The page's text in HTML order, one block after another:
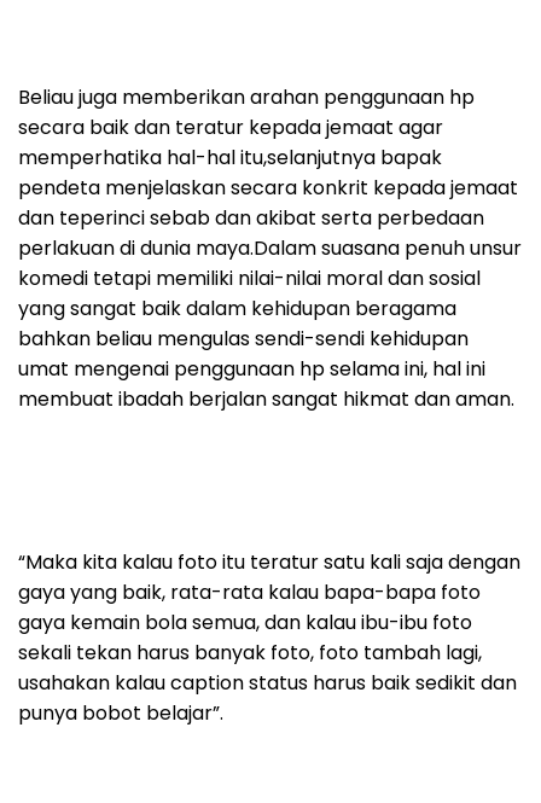
Beliau juga memberikan arahan penggunaan hp
secara baik dan teratur kepada jemaat agar
memperhatika hal-hal itu,selanjutnya bapak
pendeta menjelaskan secara konkrit kepada jemaat
dan teperinci sebab dan akibat serta perbedaan
perlakuan di dunia maya.Dalam suasana penuh unsur
komedi tetapi memiliki nilai-nilai moral dan sosial
yang sangat baik dalam kehidupan beragama
bahkan beliau mengulas sendi-sendi kehidupan
umat mengenai penggunaan hp selama ini, hal ini
membuat ibadah berjalan sangat hikmat dan aman.
“Maka kita kalau foto itu teratur satu kali saja dengan
gaya yang baik, rata-rata kalau bapa-bapa foto
gaya kemain bola semua, dan kalau ibu-ibu foto
sekali tekan harus banyak foto, foto tambah lagi,
usahakan kalau caption status harus baik sedikit dan
punya bobot belajar”.